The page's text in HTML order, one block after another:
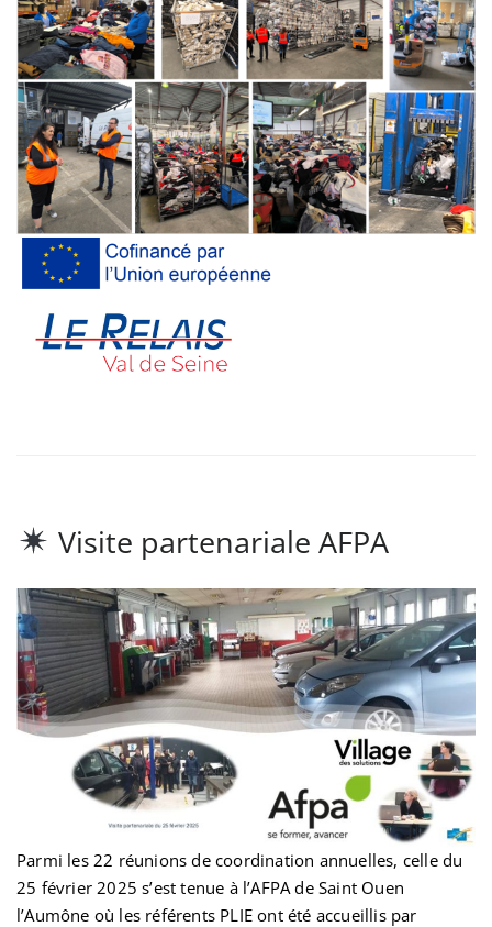
Visite partenariale AFPA
Parmi les 22 réunions de coordination annuelles, celle du
25 février 2025 s’est tenue à l’AFPA de Saint Ouen
l’Aumône où les référents PLIE ont été accueillis par